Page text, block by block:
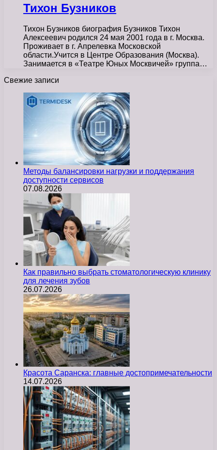
Тихон Бузников
Тихон Бузников биография Бузников Тихон
Алексеевич родился 24 мая 2001 года в г. Москва.
Проживает в г. Апрелевка Московской
области.Учится в Центре Образования (Москва).
Занимается в «Театре Юных Москвичей» группа…
Свежие записи
Методы балансировки нагрузки и поддержания
доступности сервисов
07.08.2026
Как правильно выбрать стоматологическую клинику
для лечения зубов
26.07.2026
Красота Саранска: главные достопримечательности
14.07.2026